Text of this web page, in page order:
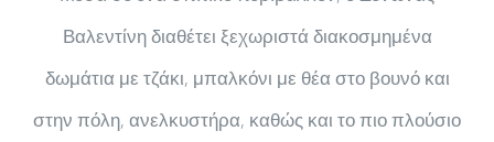
Βαλεντίνη διαθέτει ξεχωριστά διακοσμημένα
δωμάτια με τζάκι, μπαλκόνι με θέα στο βουνό και
στην πόλη, ανελκυστήρα, καθώς και το πιο πλούσιο